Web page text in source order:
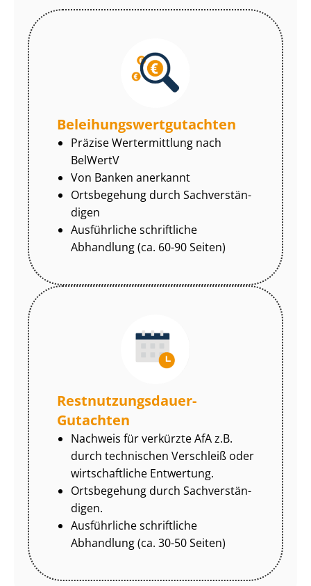
Be­lei­hungs­wert­gut­ach­ten
Präzise Wertermittlung nach
BelWertV
Von Banken anerkannt
Ortsbegehung durch Sach­ver­stän­
di­gen
Ausführliche schriftliche
Abhandlung (ca. 60-90 Seiten)
Rest­nut­zungs­dau­er-
Gutachten
Nachweis für verkürzte AfA z.B.
durch technischen Verschleiß oder
wirtschaftliche Entwertung.
Ortsbegehung durch Sach­ver­stän­
di­gen.
Ausführliche schriftliche
Abhandlung (ca. 30-50 Seiten)